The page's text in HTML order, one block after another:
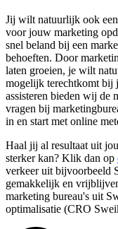
Jij wilt natuurlijk ook
voor jouw marketing
snel beland bij een
behoeften. Door
laten groeien, je wilt
mogelijk terechtkomt bij
assisteren bieden wij de
vragen bij
in en start met online
Haal jij al resultaat uit
sterker kan? Klik dan op
verkeer uit bijvoorbeeld
gemakkelijk en
marketing bureau's uit
optimalisatie (CRO